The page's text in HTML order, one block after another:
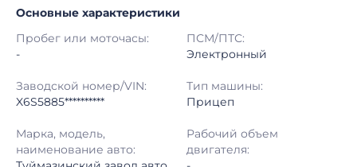
Начало торгов: 03.08.2026, 04:56 МСК
10.08.2026, 03:32 МСК
Тип аукциона: Открытые торги
Шаг торгов: 50 000 ₽
Основные характеристики
Пробег или моточасы:
-
ПСМ/ПТС:
Электронный
Заводской номер/VIN:
X6S5885**********
Тип машины:
Прицеп
Марка, модель,
наименование авто:
Рабочий объем
двигателя: